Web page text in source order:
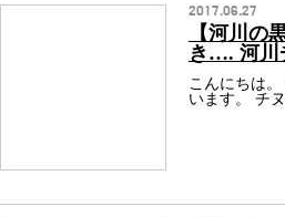
2017.06.27
【河川の
き…. 河川
こんにちは
います。 チ